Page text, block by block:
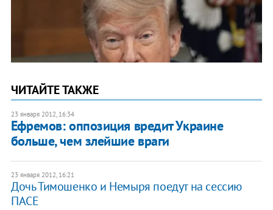
ЧИТАЙТЕ ТАКЖЕ
23 января 2012, 16:34
Ефремов: оппозиция вредит Украине
больше, чем злейшие враги
23 января 2012, 16:21
Дочь Тимошенко и Немыря поедут на сессию
ПАСЕ